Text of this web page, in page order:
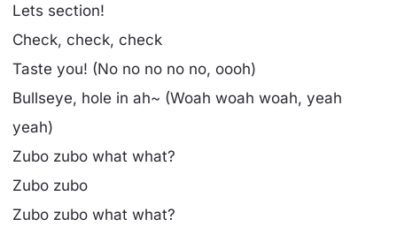
Lets section!
Check, check, check
Taste you! (No no no no no, oooh)
Bullseye, hole in ah~ (Woah woah woah, yeah
yeah)
Zubo zubo what what?
Zubo zubo
Zubo zubo what what?